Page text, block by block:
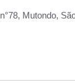
Mutondo,